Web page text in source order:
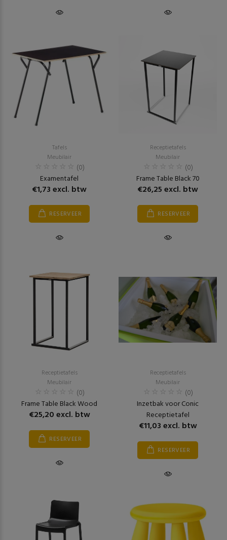
Tafels
Meubilair
(0)
Examentafel
€1,73 excl. btw
RESERVEER
Receptietafels
Meubilair
(0)
Frame Table Black 70
€26,25 excl. btw
RESERVEER
Receptietafels
Meubilair
(0)
Frame Table Black Wood
€25,20 excl. btw
RESERVEER
Receptietafels
Meubilair
(0)
Inzetbak voor Conic
Receptietafel
€11,03 excl. btw
RESERVEER